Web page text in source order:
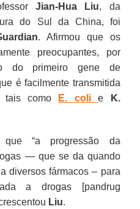
Jian-Hua Liu, da
do Sul da China, foi
. Afirmou que os
preocupantes, por
do primeiro gene de
é facilmente transmitida
tais como
E. colie K.
que “a progressão da
— que se da quando
diversos fármacos – para
a drogas [pandrug
Liu.